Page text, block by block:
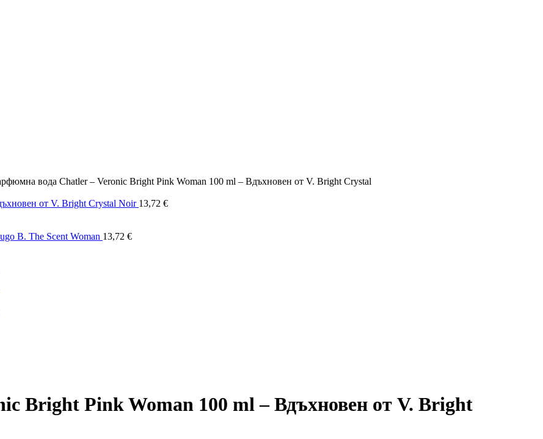
вода Chatler – Veronic Bright Pink Woman 100 ml – Вдъхновен от V. Bright Crystal
от V. Bright Crystal Noir 13,72 €
B. The Scent Woman 13,72 €
Bright Pink Woman 100 ml – Вдъхновен от V. Bright